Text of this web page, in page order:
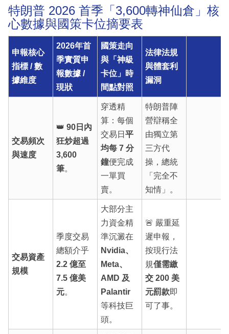
特朗普 2026 首季「3,600轉神仙倉」核
心數據與國策卡位摘要表
申報核心
指標 / 數
據維度
2026年首
季實質申
報數據 /
現狀
國策走向
與「神級
卡位」時
間點對照
法律法規
與體套利
漏洞
交易頻次
與速度
👑 90日內
狂炒超過
3,600
筆。
穿透精
算：每個
交易日 平
均每 7 分
鐘便完成
一單買
賣。
特朗普陣
營辯稱全
由獨立第
三方代
操，總統
「完全不
知情」。
交易資產
規模
季度交易
總額介乎
2.2 億至
7.5 億美
元。
大部分主
力資金精
準沉澱在
Nvidia、
Meta、
AMD 及
Palantir
等科技巨
頭。
🚨 嚴重延
遲申報，
按現行法
規僅需繳
交 200 美
元罰款即
可了事。